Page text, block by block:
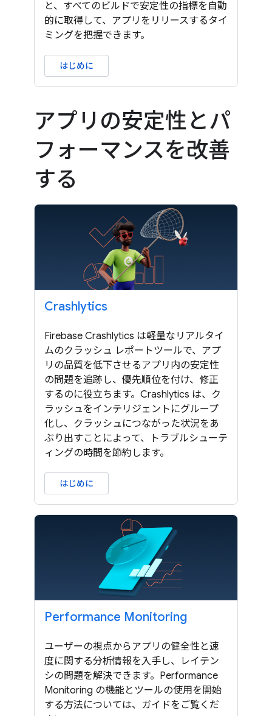
と、すべてのビルドで安定性の指標を自動
的に取得して、アプリをリリースするタイ
ミングを把握できます。
はじめに
アプリの安定性とパ
フォーマンスを改善
する
Crashlytics
Firebase Crashlytics は軽量なリアルタイ
ムのクラッシュ レポートツールで、アプ
リの品質を低下させるアプリ内の安定性
の問題を追跡し、優先順位を付け、修正
するのに役立ちます。Crashlytics は、ク
ラッシュをインテリジェントにグループ
化し、クラッシュにつながった状況をあ
ぶり出すことによって、トラブルシューテ
ィングの時間を節約します。
はじめに
Performance Monitoring
ユーザーの視点からアプリの健全性と速
度に関する分析情報を入手し、レイテン
シの問題を解決できます。Performance
Monitoring の機能とツールの使用を開始
する方法については、ガイドをご覧くだ